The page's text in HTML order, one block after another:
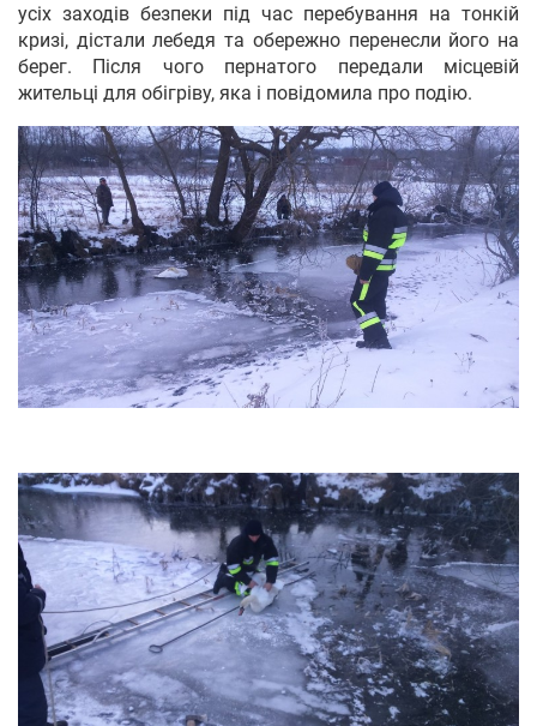
усіх заходів безпеки під час перебування на тонкій
кризі, дістали лебедя та обережно перенесли його на
берег. Після чого пернатого передали місцевій
жительці для обігріву, яка і повідомила про подію.